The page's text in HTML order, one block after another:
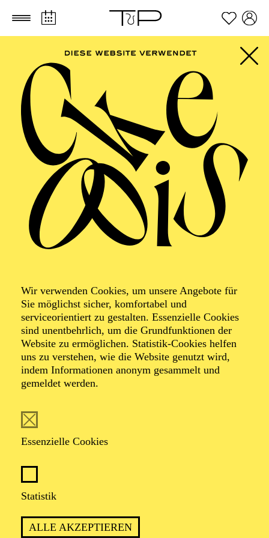
Zum Hauptinhalt springen Zum Footer springen
Wir verwenden Cookies, um unsere Angebote für
Sie möglichst sicher, komfortabel und
serviceorientiert zu gestalten. Essenzielle Cookies
sind unentbehrlich, um die Grundfunktionen der
Website zu ermöglichen. Statistik-Cookies helfen
uns zu verstehen, wie die Website genutzt wird,
indem Informationen anonym gesammelt und
gemeldet werden.
Essenzielle Cookies
Statistik
ALLE AKZEPTIEREN
Foto: Johan Sandberg
Christopher
Heisler
Christopher Heisler
Hochschule für Schauspielkunst "Ernst Busch" in
Berlin. Nach seinem Abschluss war er freischaffend
Münchner Kammerspielen, dem Ballhaus Ost Berlin